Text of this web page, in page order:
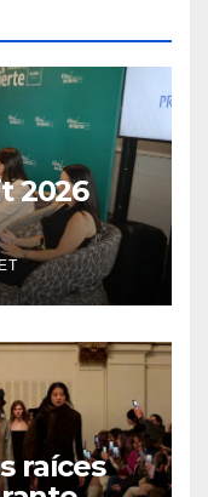
2026
su
raíces